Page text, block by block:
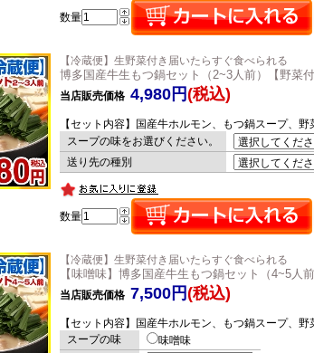
数量
【冷蔵便】生野菜付き届いたらすぐ食べられる
博多国産牛生もつ鍋セット（2~3人前）【野菜付
当店販売価格 4,980円(税込)
【セット内容】国産牛ホルモン、もつ鍋スープ、
スープの味をお選びください。
送り先の種別
数量
【冷蔵便】生野菜付き届いたらすぐ食べられる
【味噌味】博多国産牛生もつ鍋セット（4~5人
当店販売価格 7,500円(税込)
【セット内容】国産牛ホルモン、もつ鍋スープ、
スープの味
味噌味